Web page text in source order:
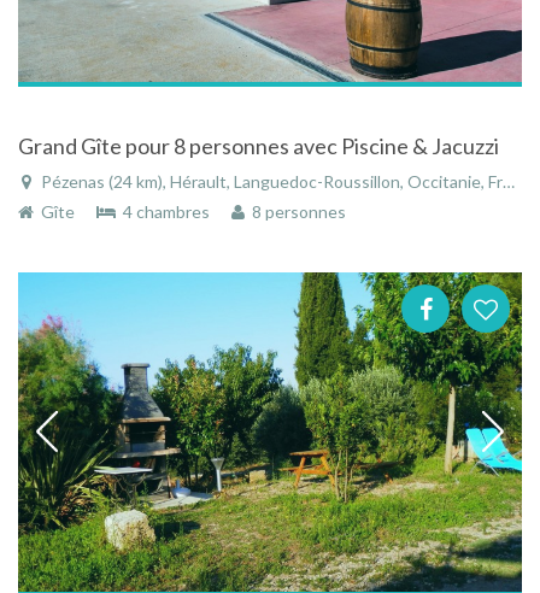
Grand Gîte pour 8 personnes avec Piscine & Jacuzzi
Pézenas (24 km), Hérault, Languedoc-Roussillon, Occitanie, France
Gîte
4 chambres 8 personnes